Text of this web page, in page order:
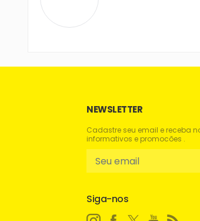
NEWSLETTER
Cadastre seu email e receba
informativos e promocões .
Siga-nos